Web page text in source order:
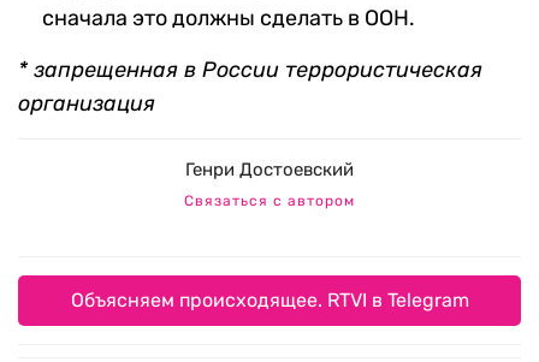
сначала это должны сделать в ООН.
* запрещенная в России террористическая
организация
Генри Достоевский
Связаться с автором
Объясняем происходящее. RTVI в Telegram